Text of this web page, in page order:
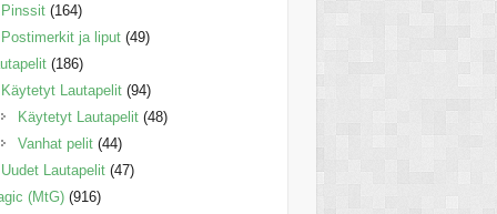
Pinssit (164)
Postimerkit ja liput (49)
(186)
Käytetyt Lautapelit (94)
Käytetyt Lautapelit (48)
Vanhat pelit (44)
Uudet Lautapelit (47)
(MtG) (916)